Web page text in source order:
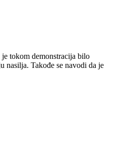
tokom demonstracija bilo
nasilja. Takođe se navodi da je